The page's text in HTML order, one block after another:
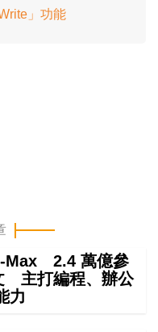
」功能
Max 2.4 萬億參
主打編程、辦公
力